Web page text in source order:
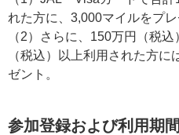
れた方に、3,000マイルをプレ
（2）さらに、150万円（税
（税込）以上利用された方
ゼント。
参加登録および利用期間